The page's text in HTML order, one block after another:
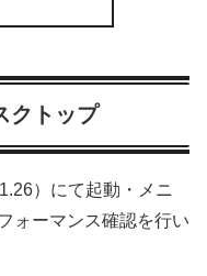
クトップ
）にて起動・メニ
ォーマンス確認を行い